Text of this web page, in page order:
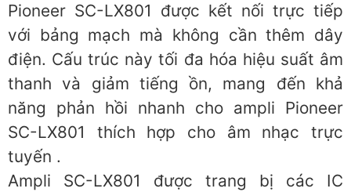
Pioneer SC-LX801 được kết nối trực tiếp
với bảng mạch mà không cần thêm dây
điện. Cấu trúc này tối đa hóa hiệu suất âm
thanh và giảm tiếng ồn, mang đến khả
năng phản hồi nhanh cho ampli Pioneer
SC-LX801 thích hợp cho âm nhạc trực
tuyến .
Ampli SC-LX801 được trang bị các IC